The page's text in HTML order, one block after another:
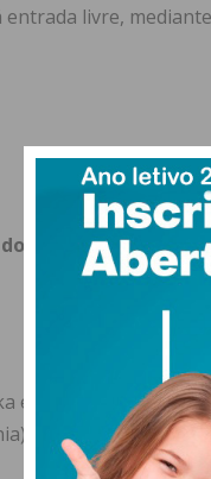
livre,
Mundo de 2023
e Svitlana Grushko